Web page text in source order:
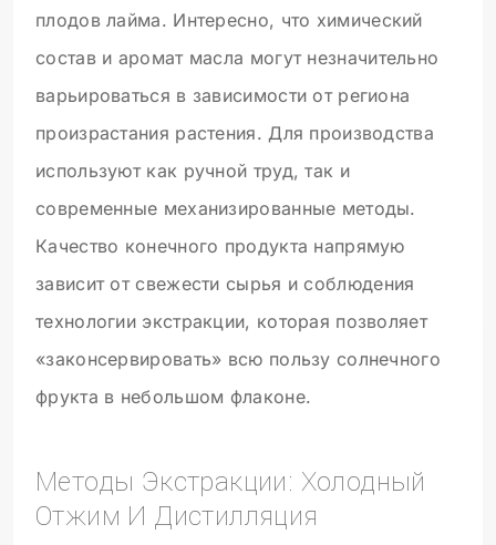
плодов лайма. Интересно, что химический
состав и аромат масла могут незначительно
варьироваться в зависимости от региона
произрастания растения. Для производства
используют как ручной труд, так и
современные механизированные методы.
Качество конечного продукта напрямую
зависит от свежести сырья и соблюдения
технологии экстракции, которая позволяет
«законсервировать» всю пользу солнечного
фрукта в небольшом флаконе.
Методы Экстракции: Холодный
Отжим И Дистилляция